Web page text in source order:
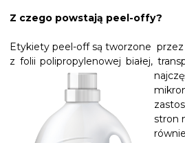
Z czego powstają peel-offy?
Etykiety peel-off są tworzone
z folii polipropylenowej białej,
stron